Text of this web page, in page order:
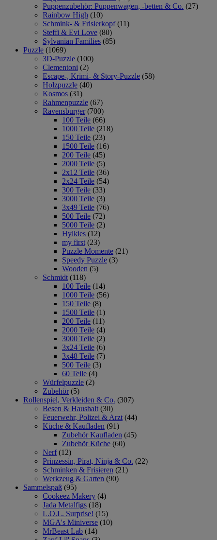
Puppenzubehör: Puppenwagen, -betten & Co. (27)
Rainbow High (10)
Schmink- & Frisierkopf (11)
Steffi & Evi Love (80)
Sylvanian Families (85)
Puzzle (1069)
3D-Puzzle (100)
Clementoni (2)
Escape-, Krimi- & Story-Puzzle (58)
Holzpuzzle (40)
Kosmos (31)
Rahmenpuzzle (67)
Ravensburger (700)
100 Teile (66)
1000 Teile (218)
150 Teile (23)
1500 Teile (16)
200 Teile (45)
2000 Teile (5)
2x12 Teile (36)
2x24 Teile (54)
300 Teile (33)
3000 Teile (3)
3x49 Teile (76)
500 Teile (72)
5000 Teile (2)
Hylkies (12)
my first (23)
Puzzle Momente (21)
Speedy Puzzle (3)
Wooden (5)
Schmidt (118)
100 Teile (14)
1000 Teile (56)
150 Teile (8)
1500 Teile (1)
200 Teile (11)
2000 Teile (4)
3000 Teile (2)
3x24 Teile (6)
3x48 Teile (7)
500 Teile (3)
60 Teile (4)
Würfelpuzzle (2)
Zubehör (5)
Rollenspiel, Verkleiden & Co. (307)
Besen & Haushalt (30)
Feuerwehr, Polizei & Arzt (44)
Küche & Kaufladen (91)
Zubehör Kaufladen (45)
Zubehör Küche (60)
Nerf (12)
Prinzessin, Pirat, Ninja & Co. (22)
Schminken & Frisieren (21)
Werkzeug & Garten (90)
Sammelspaß (95)
Cookeez Makery (4)
Jada Metalfigs (18)
L.O.L. Surprise! (15)
MGA's Miniverse (10)
MrBeast Lab (14)